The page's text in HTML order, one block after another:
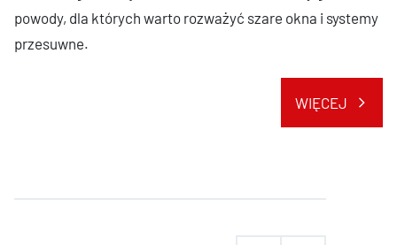
powody, dla których warto rozważyć szare okna i systemy
przesuwne.
WIĘCEJ